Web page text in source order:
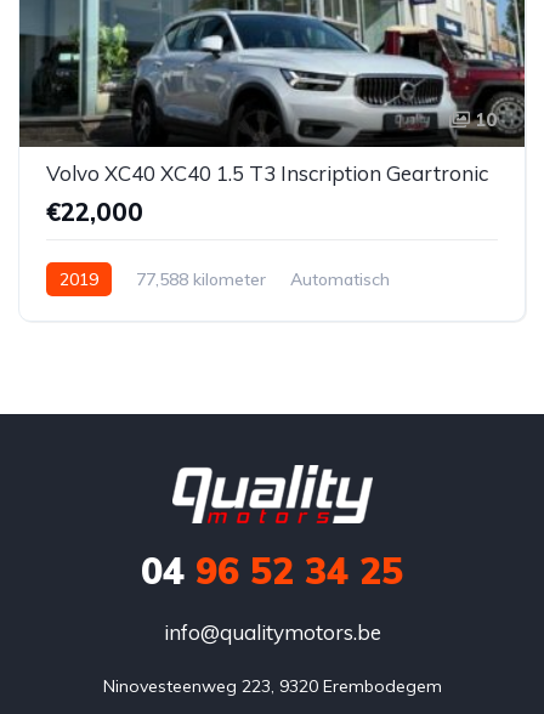
10
Volvo XC40 XC40 1.5 T3 Inscription Geartronic
€22,000
2019 77,588 kilometer
Automatisch
04 96 52 34 25
info@qualitymotors.be
Ninovesteenweg 223, 9320 Erembodegem